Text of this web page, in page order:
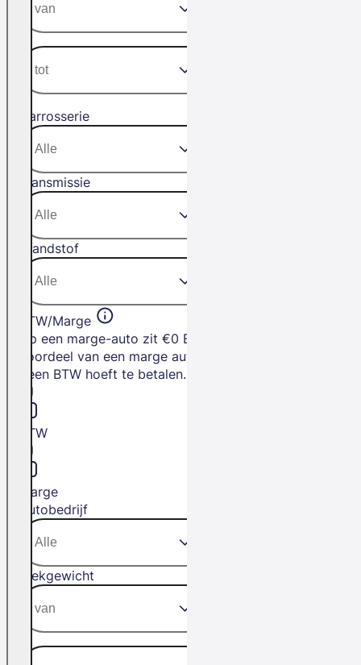
Carrosserie
Transmissie
Brandstof
BTW/Marge
Op een marge-auto zit €0 BTW. Het
voordeel van een marge auto is dat je
geen BTW hoeft te betalen.
BTW
Marge
Autobedrijf
Trekgewicht